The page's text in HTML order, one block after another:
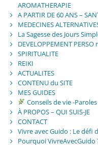
AROMATHERAPIE
A PARTIR DE 60 ANS –
MEDECINES
La Sagesse des Jours
DEVELOPPEMENT
SPIRITUALITE
REIKI
ACTUALITES
CONTENU du SITE
MES GUIDES
Conseils de vie -
À PROPOS – QUI SUIS-JE
CONTACT
Vivre avec Guido : Le défi
Pourquoi VivreAvecGuido